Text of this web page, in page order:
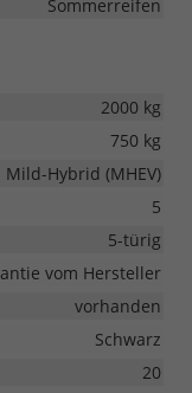
Sommerreifen
2000 kg
750 kg
Mild-Hybrid (MHEV)
5
5-türig
vom Hersteller
vorhanden
Schwarz
20